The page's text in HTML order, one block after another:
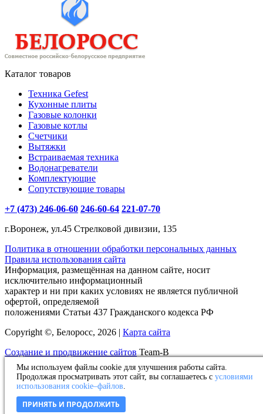
Каталог товаров
Техника Gefest
Кухонные плиты
Газовые колонки
Газовые котлы
Счетчики
Вытяжки
Встраиваемая техника
Водонагреватели
Комплектующие
Сопутствующие товары
+7 (473) 246-06-60 246-60-64 221-07-70
г.Воронеж, ул.45 Стрелковой дивизии, 135
Политика в отношении обработки персональных данных
Правила использования сайта
Информация, размещённая на данном сайте, носит
исключительно информационный
характер и ни при каких условиях не является публичной
офертой, определяемой
положениями Статьи 437 Гражданского кодекса РФ
Copyright ©, Белоросс, 2026 | Карта сайта
Создание и продвижение сайтов Team-B
Оставьте нам заявку!
Товар добавлен в избранное
Товар удален из избранного
Мы используем файлы cookie для улучшения работы сайта.
Продолжая просматривать этот сайт, вы соглашаетесь с условиями
использования cookie–файлов.
ПРИНЯТЬ И ПРОДОЛЖИТЬ